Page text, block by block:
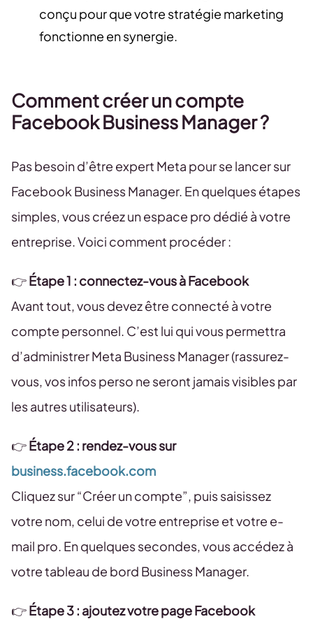
conçu pour que votre stratégie marketing
fonctionne en synergie.
Comment créer un compte
Facebook Business Manager ?
Pas besoin d’être expert Meta pour se lancer sur
Facebook Business Manager. En quelques étapes
simples, vous créez un espace pro dédié à votre
entreprise. Voici comment procéder :
👉Étape 1 : connectez-vous à Facebook
Avant tout, vous devez être connecté à votre
compte personnel. C’est lui qui vous permettra
d’administrer Meta Business Manager (rassurez-
vous, vos infos perso ne seront jamais visibles par
les autres utilisateurs).
👉Étape 2 : rendez-vous sur
business.facebook.com
Cliquez sur “Créer un compte”, puis saisissez
votre nom, celui de votre entreprise et votre e-
mail pro. En quelques secondes, vous accédez à
votre tableau de bord Business Manager.
👉Étape 3 : ajoutez votre page Facebook